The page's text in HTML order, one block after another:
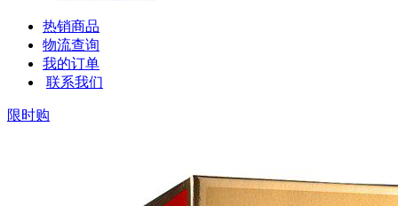
热销商品
物流查询
我的订单
联系我们
限时购